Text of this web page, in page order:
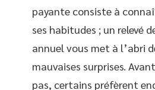
payante consiste à
ses habitudes ; un relevé
annuel vous met à l’abri
mauvaises surprises.
pas, certains préfèrent